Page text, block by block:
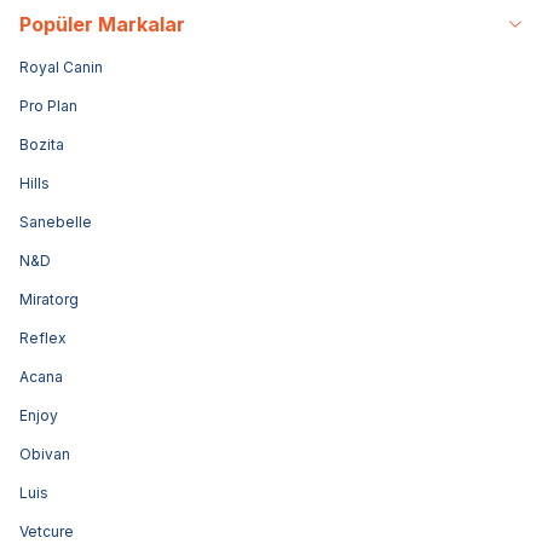
Popüler Markalar
Royal Canin
Pro Plan
Bozita
Hills
Sanebelle
N&D
Miratorg
Reflex
Acana
Enjoy
Obivan
Luis
Vetcure